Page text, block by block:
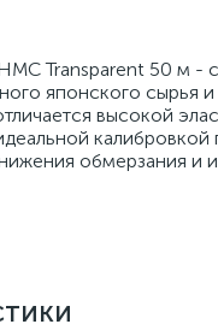
Transparent 50 м -
японского сырья
высокой
обмерзания и